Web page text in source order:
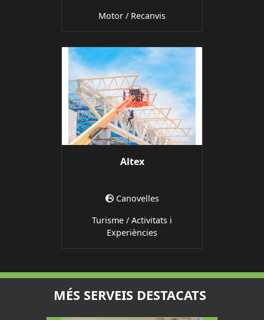
Motor / Recanvis
Altex
Canovelles
Turisme / Activitats i
Experiències
MÉS SERVEIS DESTACATS